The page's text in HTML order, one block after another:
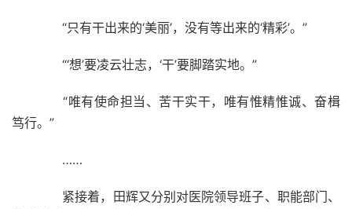
“只有干出来的‘美丽’，没有等出来的‘精彩’。”
“‘想’要凌云壮志，‘干’要脚踏实地。”
“唯有使命担当、苦干实干，唯有惟精惟诚、奋楫
笃行。”
……
紧接着，田辉又分别对医院领导班子、职能部门、